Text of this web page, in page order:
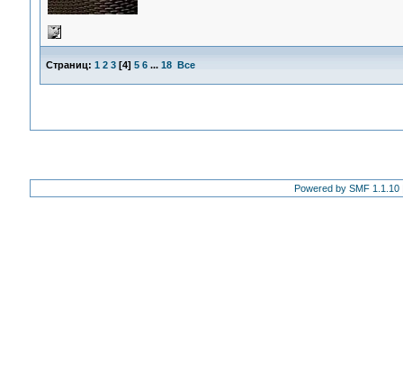
Страниц: 1 2 3[4] 5 6 ... 18 Все
Powered by SMF 1.1.10